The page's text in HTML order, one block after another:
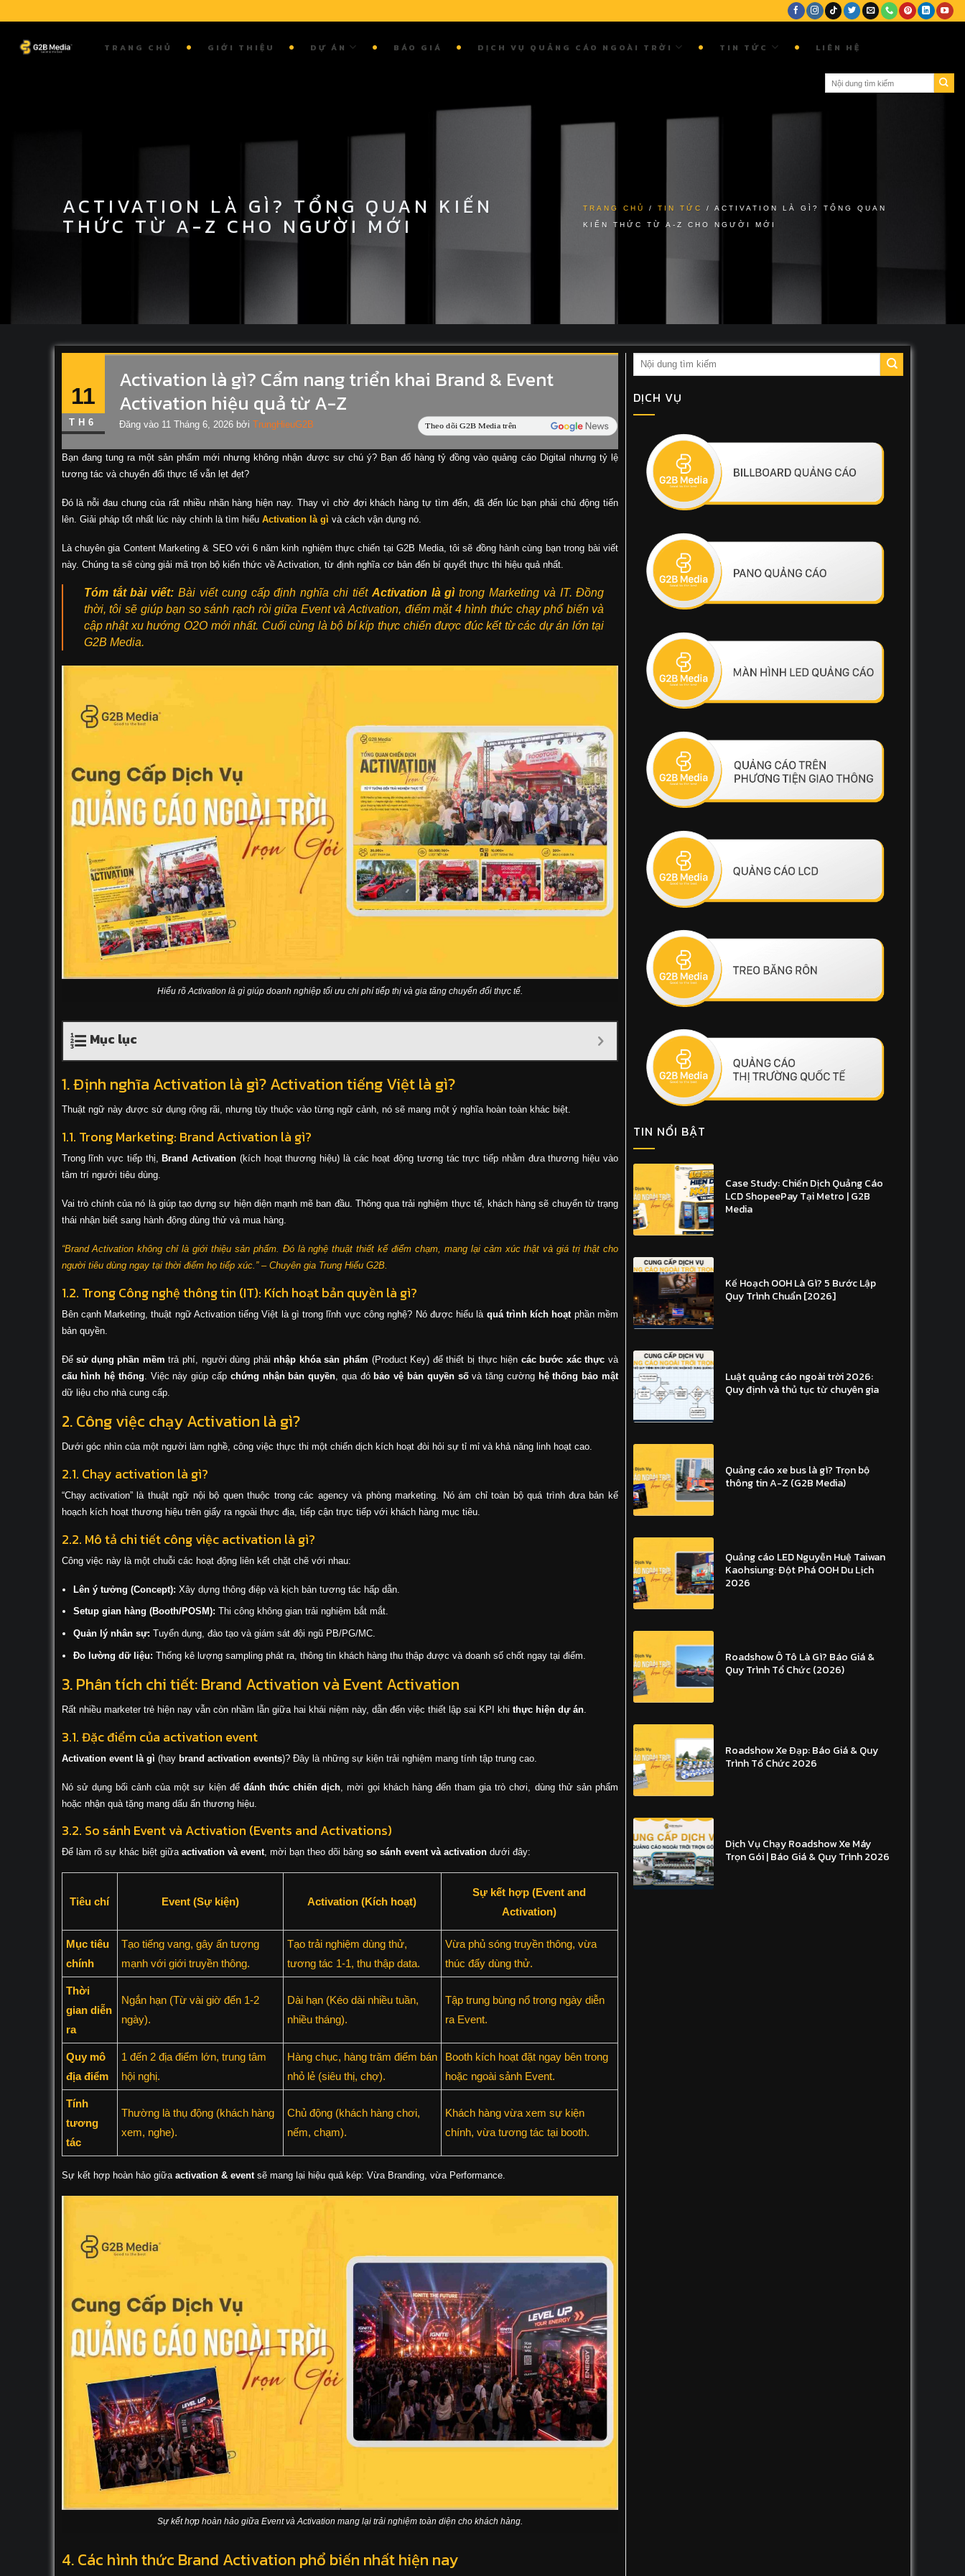
to
content
TRANG CHỦ GIỚI THIỆU DỰ ÁN BÁO GIÁ DỊCH VỤ QUẢNG CÁO NGOÀI TRỜI TIN TỨC LIÊN HỆ
ACTIVATION LÀ GÌ? TỔNG QUAN KIẾN
THỨC TỪ A-Z CHO NGƯỜI MỚI
TRANG CHỦ /TIN TỨC /ACTIVATION LÀ GÌ? TỔNG QUAN
KIẾN THỨC TỪ A-Z CHO NGƯỜI MỚI
11
TH6
Activation là gì? Cẩm nang triển khai Brand & Event
Activation hiệu quả từ A-Z
Đăng vào 11 Tháng 6, 2026bởi TrungHieuG2B
Bạn đang tung ra một sản phẩm mới nhưng không nhận được sự chú ý? Bạn đổ hàng tỷ đồng vào quảng cáo Digital nhưng tỷ lệ
tương tác và chuyển đổi thực tế vẫn lẹt đẹt?
Đó là nỗi đau chung của rất nhiều nhãn hàng hiện nay. Thay vì chờ đợi khách hàng tự tìm đến, đã đến lúc bạn phải chủ động tiến
lên. Giải pháp tốt nhất lúc này chính là tìm hiểu Activation là gì và cách vận dụng nó.
Là chuyên gia Content Marketing & SEO với 6 năm kinh nghiệm thực chiến tại G2B Media, tôi sẽ đồng hành cùng bạn trong bài viết
này. Chúng ta sẽ cùng giải mã trọn bộ kiến thức về Activation, từ định nghĩa cơ bản đến bí quyết thực thi hiệu quả nhất.
Tóm tắt bài viết: Bài viết cung cấp định nghĩa chi tiếtActivation là gìtrong Marketing và IT. Đồng
thời, tôi sẽ giúp bạn so sánh rạch ròi giữa Event và Activation, điểm mặt 4 hình thức chạy phổ biến và
cập nhật xu hướng O2O mới nhất. Cuối cùng là bộ bí kíp thực chiến được đúc kết từ các dự án lớn tại
G2B Media.
Hiểu rõ Activation là gì giúp doanh nghiệp tối ưu chi phí tiếp thị và gia tăng chuyển đổi thực tế.
Mục lục
1. Định nghĩa Activation là gì? Activation tiếng Việt là gì?
Thuật ngữ này được sử dụng rộng rãi, nhưng tùy thuộc vào từng ngữ cảnh, nó sẽ mang một ý nghĩa hoàn toàn khác biệt.
1.1. Trong Marketing: Brand Activation là gì?
Trong lĩnh vực tiếp thị, Brand Activation (kích hoạt thương hiệu) là các hoạt động tương tác trực tiếp nhằm đưa thương hiệu vào
tâm trí người tiêu dùng.
Vai trò chính của nó là giúp tạo dựng sự hiện diện mạnh mẽ ban đầu. Thông qua trải nghiệm thực tế, khách hàng sẽ chuyển từ trạng
thái nhận biết sang hành động dùng thử và mua hàng.
“Brand Activation không chỉ là giới thiệu sản phẩm. Đó là nghệ thuật thiết kế điểm chạm, mang lại cảm xúc thật và giá trị thật cho
người tiêu dùng ngay tại thời điểm họ tiếp xúc.” – Chuyên gia Trung Hiếu G2B.
1.2. Trong Công nghệ thông tin (IT): Kích hoạt bản quyền là gì?
Bên cạnh Marketing, thuật ngữ Activation tiếng Việt là gì trong lĩnh vực công nghệ? Nó được hiểu là quá trình kích hoạtphần mềm
bản quyền.
Đểsử dụng phần mềm trả phí, người dùng phảinhập khóa sản phẩm (Product Key) để thiết bị thực hiện các bước xác thực và
cấu hình hệ thống . Việc này giúp cấp chứng nhận bản quyền , qua đó bảo vệ bản quyền sốvà tăng cường hệ thống bảo mật
dữ liệu cho nhà cung cấp.
2. Công việc chạy Activation là gì?
Dưới góc nhìn của một người làm nghề, công việc thực thi một chiến dịch kích hoạt đòi hỏi sự tỉ mỉ và khả năng linh hoạt cao.
2.1. Chạy activation là gì?
“Chạy activation” là thuật ngữ nội bộ quen thuộc trong các agency và phòng marketing. Nó ám chỉ toàn bộ quá trình đưa bản kế
hoạch kích hoạt thương hiệu trên giấy ra ngoài thực địa, tiếp cận trực tiếp với khách hàng mục tiêu.
2.2. Mô tả chi tiết công việc activation là gì?
Công việc này là một chuỗi các hoạt động liên kết chặt chẽ với nhau:
Lên ý tưởng (Concept): Xây dựng thông điệp và kịch bản tương tác hấp dẫn.
Setup gian hàng (Booth/POSM): Thi công không gian trải nghiệm bắt mắt.
Quản lý nhân sự: Tuyển dụng, đào tạo và giám sát đội ngũ PB/PG/MC.
Đo lường dữ liệu: Thống kê lượng sampling phát ra, thông tin khách hàng thu thập được và doanh số chốt ngay tại điểm.
3. Phân tích chi tiết: Brand Activation và Event Activation
Rất nhiều marketer trẻ hiện nay vẫn còn nhầm lẫn giữa hai khái niệm này, dẫn đến việc thiết lập sai KPI khi thực hiện dự án.
3.1. Đặc điểm của activation event
Activation event là gì (hay brand activation events)? Đây là những sự kiện trải nghiệm mang tính tập trung cao.
Nó sử dụng bối cảnh của một sự kiện để đánh thức chiến dịch , mời gọi khách hàng đến tham gia trò chơi, dùng thử sản phẩm
hoặc nhận quà tặng mang dấu ấn thương hiệu.
3.2. So sánh Event và Activation (Events and Activations)
Để làm rõ sự khác biệt giữa activation và event, mời bạn theo dõi bảng so sánh event và activationdưới đây:
Tiêu chí Event (Sự kiện) Activation (Kích hoạt)
Sự kết hợp (Event and
Activation)
Mục tiêu
chính
Tạo tiếng vang, gây ấn tượng
mạnh với giới truyền thông.
Tạo trải nghiệm dùng thử,
tương tác 1-1, thu thập data.
Vừa phủ sóng truyền thông, vừa
thúc đẩy dùng thử.
Thời
gian diễn
ra
Ngắn hạn (Từ vài giờ đến 1-2
ngày).
Dài hạn (Kéo dài nhiều tuần,
nhiều tháng).
Tập trung bùng nổ trong ngày diễn
ra Event.
Quy mô
địa điểm
1 đến 2 địa điểm lớn, trung tâm
hội nghị.
Hàng chục, hàng trăm điểm bán
nhỏ lẻ (siêu thị, chợ).
Booth kích hoạt đặt ngay bên trong
hoặc ngoài sảnh Event.
Tính
tương
tác
Thường là thụ động (khách hàng
xem, nghe).
Chủ động (khách hàng chơi,
nếm, chạm).
Khách hàng vừa xem sự kiện
chính, vừa tương tác tại booth.
Sự kết hợp hoàn hảo giữa activation & eventsẽ mang lại hiệu quả kép: Vừa Branding, vừa Performance.
Sự kết hợp hoàn hảo giữa Event và Activation mang lại trải nghiệm toàn diện cho khách hàng.
4. Các hình thức Brand Activation phổ biến nhất hiện nay
DỊCH VỤ
TIN NỔI BẬT
Case Study: Chiến Dịch Quảng Cáo
LCD ShopeePay Tại Metro | G2B
Media
Kế Hoạch OOH Là Gì? 5 Bước Lập
Quy Trình Chuẩn [2026]
Luật quảng cáo ngoài trời 2026:
Quy định và thủ tục từ chuyên gia
Quảng cáo xe bus là gì? Trọn bộ
thông tin A-Z (G2B Media)
Quảng cáo LED Nguyễn Huệ Taiwan
Kaohsiung: Đột Phá OOH Du Lịch
2026
Roadshow Ô Tô Là Gì? Báo Giá &
Quy Trình Tổ Chức (2026)
Roadshow Xe Đạp: Báo Giá & Quy
Trình Tổ Chức 2026
Dịch Vụ Chạy Roadshow Xe Máy
Trọn Gói | Báo Giá & Quy Trình 2026